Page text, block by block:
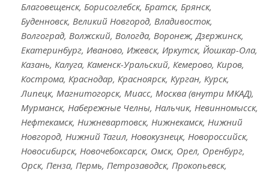
Благовещенск, Борисоглебск, Братск, Брянск,
Буденновск, Великий Новгород, Владивосток,
Волгоград, Волжский, Вологда, Воронеж, Дзержинск,
Екатеринбург, Иваново, Ижевск, Иркутск, Йошкар-Ола,
Казань, Калуга, Каменск-Уральский, Кемерово, Киров,
Кострома, Краснодар, Красноярск, Курган, Курск,
Липецк, Магнитогорск, Миасс, Москва (внутри МКАД),
Мурманск, Набережные Челны, Нальчик, Невинномысск,
Нефтекамск, Нижневартовск, Нижнекамск, Нижний
Новгород, Нижний Тагил, Новокузнецк, Новороссийск,
Новосибирск, Новочебоксарск, Омск, Орел, Оренбург,
Орск, Пенза, Пермь, Петрозаводск, Прокопьевск,